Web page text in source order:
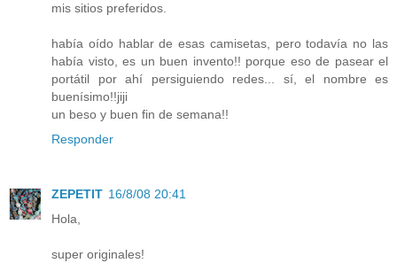
mis sitios preferidos.
había oído hablar de esas camisetas, pero todavía no las
había visto, es un buen invento!! porque eso de pasear el
portátil por ahí persiguiendo redes... sí, el nombre es
buenísimo!!jiji
un beso y buen fin de semana!!
Responder
ZEPETIT 16/8/08 20:41
Hola,
super originales!